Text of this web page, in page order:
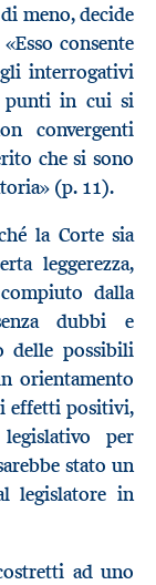
meno, decide
consente
interrogativi
punti in cui si
convergenti
che si sono
(p. 11).
la Corte sia
leggerezza,
dalla
dubbi e
delle possibili
orientamento
effetti positivi,
per
stato un
legislatore in
ad uno